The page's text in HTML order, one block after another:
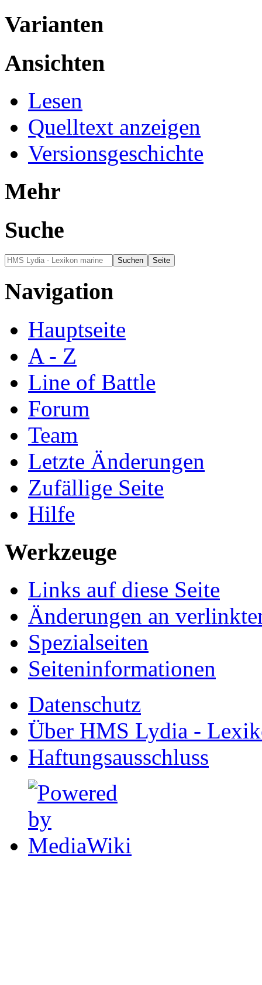
Varianten
Ansichten
Lesen
Quelltext anzeigen
Versionsgeschichte
Mehr
Suche
Navigation
Hauptseite
A - Z
Line of Battle
Forum
Team
Letzte Änderungen
Zufällige Seite
Hilfe
Werkzeuge
Links auf diese Seite
Änderungen an
Spezialseiten
Seiten­informationen
Datenschutz
Über HMS Lydia -
Haftungsausschluss